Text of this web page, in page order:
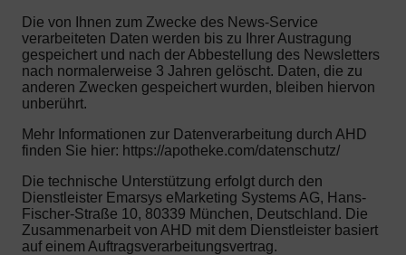
Die von Ihnen zum Zwecke des News-Service
verarbeiteten Daten werden bis zu Ihrer Austragung
gespeichert und nach der Abbestellung des Newsletters
nach normalerweise 3 Jahren gelöscht. Daten, die zu
anderen Zwecken gespeichert wurden, bleiben hiervon
unberührt.
Mehr Informationen zur Datenverarbeitung durch AHD
finden Sie hier: https://apotheke.com/datenschutz/
Die technische Unterstützung erfolgt durch den
Dienstleister Emarsys eMarketing Systems AG, Hans-
Fischer-Straße 10, 80339 München, Deutschland. Die
Zusammenarbeit von AHD mit dem Dienstleister basiert
auf einem Auftragsverarbeitungsvertrag.